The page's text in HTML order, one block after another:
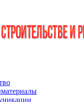
Всё о